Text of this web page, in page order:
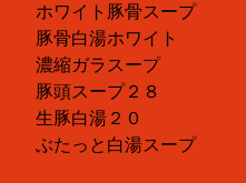
ホワイト豚骨スープ
豚骨白湯ホワイト
濃縮ガラスープ
豚頭スープ２８
生豚白湯２０
ぶたっと白湯スープ